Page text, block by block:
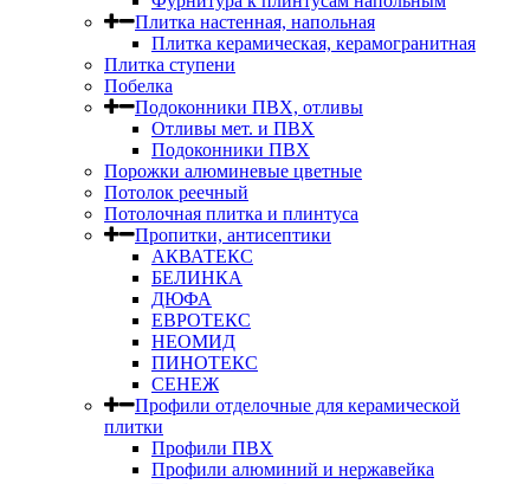
Плитка настенная, напольная
Плитка керамическая, керамогранитная
Плитка ступени
Побелка
Подоконники ПВХ, отливы
Отливы мет. и ПВХ
Подоконники ПВХ
Порожки алюминевые цветные
Потолок реечный
Потолочная плитка и плинтуса
Пропитки, антисептики
АКВАТЕКС
БЕЛИНКА
ДЮФА
ЕВРОТЕКС
НЕОМИД
ПИНОТЕКС
СЕНЕЖ
Профили отделочные для керамической
плитки
Профили ПВХ
Профили алюминий и нержавейка